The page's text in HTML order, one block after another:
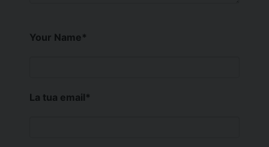
Your Name*
La tua email*